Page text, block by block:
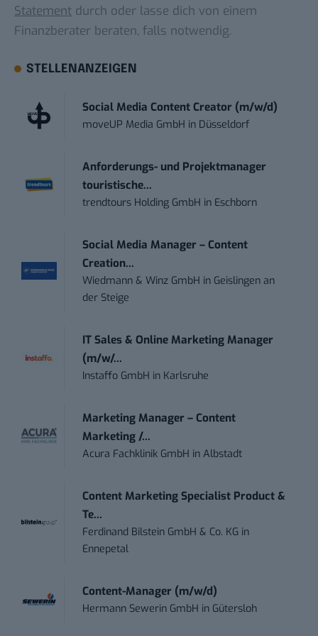
Statement durch oder lasse dich von einem
Finanzberater beraten, falls notwendig.
STELLENANZEIGEN
Social Media Content Creator (m/w/d)
moveUP Media GmbH in Düsseldorf
Anforderungs- und Projektmanager
touristische...
trendtours Holding GmbH in Eschborn
Social Media Manager – Content
Creation...
Wiedmann & Winz GmbH in Geislingen an
der Steige
IT Sales & Online Marketing Manager
(m/w/...
Instaffo GmbH in Karlsruhe
Marketing Manager – Content
Marketing /...
Acura Fachklinik GmbH inAlbstadt
Content Marketing Specialist Product &
Te...
Ferdinand Bilstein GmbH & Co. KG in
Ennepetal
Content-Manager (m/w/d)
Hermann Sewerin GmbH in Gütersloh